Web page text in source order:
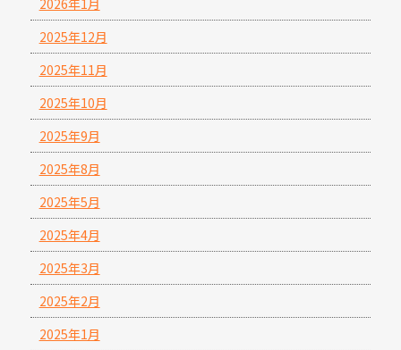
2025年12月
2025年11月
2025年10月
2025年9月
2025年8月
2025年5月
2025年4月
2025年3月
2025年2月
2025年1月